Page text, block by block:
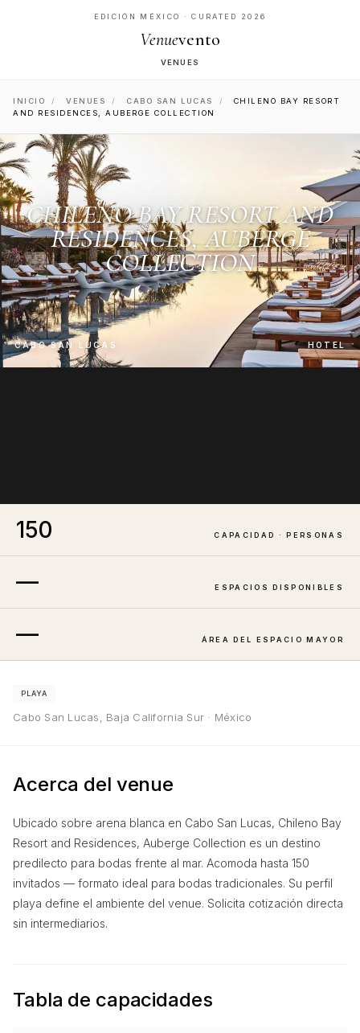
EDICIÓN MÉXICO · CURATED 2026
Venuevento
VENUES
INICIO / VENUES / CABO SAN LUCAS /
CHILENO BAY RESORT
AND RESIDENCES, AUBERGE COLLECTION
CHILENO BAY RESORT AND
RESIDENCES, AUBERGE
COLLECTION
CABO SAN LUCAS HOTEL
150 CAPACIDAD · PERSONAS
— ESPACIOS DISPONIBLES
— ÁREA DEL ESPACIO MAYOR
PLAYA
Cabo San Lucas, Baja California Sur · México
Acerca del venue
Ubicado sobre arena blanca en Cabo San Lucas, Chileno Bay
Resort and Residences, Auberge Collection es un destino
predilecto para bodas frente al mar. Acomoda hasta 150
invitados — formato ideal para bodas tradicionales. Su perfil
playa define el ambiente del venue. Solicita cotización directa
sin intermediarios.
Tabla de capacidades